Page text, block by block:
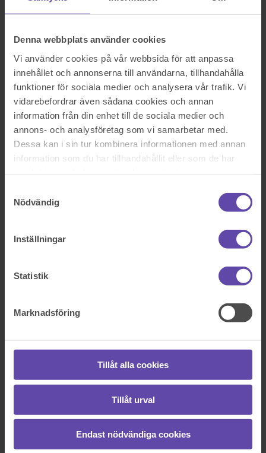
Denna webbplats använder cookies
Vi använder cookies på vår webbsida för att anpassa
innehållet och annonserna till användarna, tillhandahålla
funktioner för sociala medier och analysera vår trafik. Vi
vidarebefordrar även sådana cookies och annan
information från din enhet till de sociala medier och
annons- och analysföretag som vi samarbetar med.
Dessa kan i sin tur kombinera informationen med annan
information som du har tillhandahållit eller som de har
Nödvändig
Inställningar
Statistik
Marknadsföring
Tillåt alla cookies
Tillåt urval
Endast nödvändiga cookies
Sök efter en fråga
Se alla frågor
Se alla frågor
Familj & barn
Fortsätter underhåll att betalas
ut när föräldern avlider?
Frågan gäller underhåll från pappan som nyss avlidit 45 år gammal.
Han har betalat underhåll till mig varje månad. Vad det gäller
hur underhållet kommer att hanteras till mig nu när mitt ex är död?
Sök efter en fråga
Boka tid med jurist
2020-08-06
Jag ska nedan redogöra för vad som händer med underhåll när en
förälder avlider och även ge förslag på ersättningar som är möjliga
att få.
Underhåll när ena föräldern dör